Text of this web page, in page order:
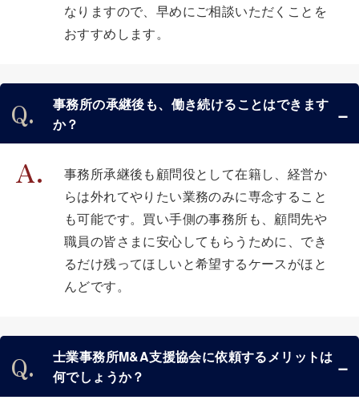
なりますので、早めにご相談いただくことを
おすすめします。
事務所の承継後も、働き続けることはできます
か？
事務所承継後も顧問役として在籍し、経営か
らは外れてやりたい業務のみに専念すること
も可能です。買い手側の事務所も、顧問先や
職員の皆さまに安心してもらうために、でき
るだけ残ってほしいと希望するケースがほと
んどです。
士業事務所M&A支援協会に依頼するメリットは
何でしょうか？